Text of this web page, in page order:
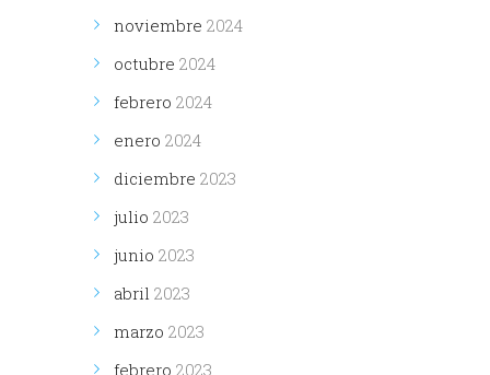
noviembre 2024
octubre 2024
febrero 2024
enero 2024
diciembre 2023
julio 2023
junio 2023
abril 2023
marzo 2023
febrero 2023